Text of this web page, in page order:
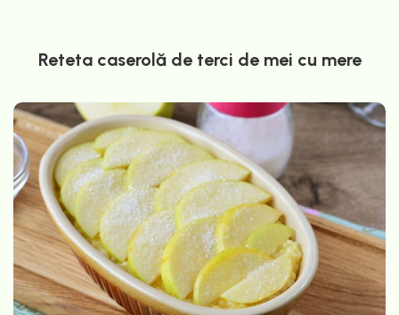
Reteta caserolă de terci de mei cu mere